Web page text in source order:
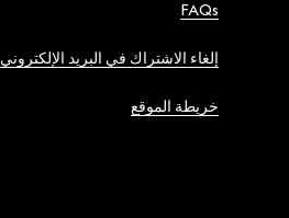
FAQs
إلغاء الاشتراك في البريد الإلكتروني
خريطة الموقع